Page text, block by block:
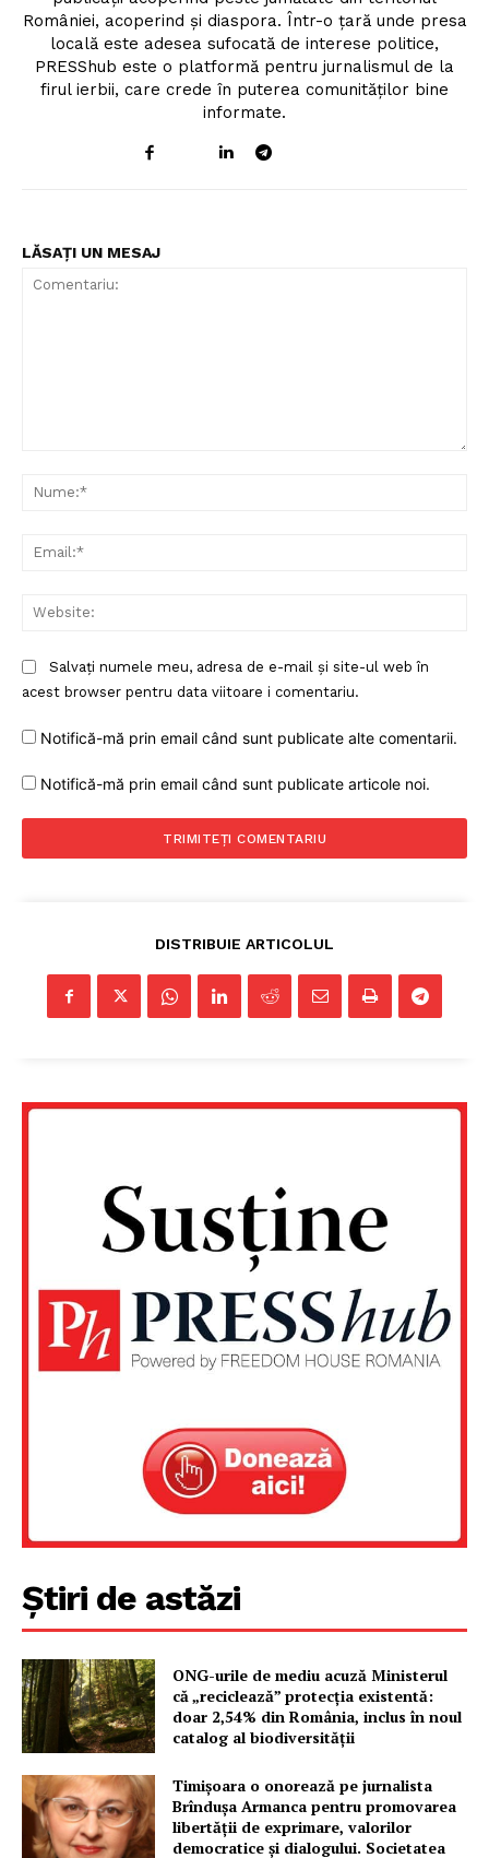
Un proiect
FREEDOM HOUSE ROMÂNIA
PRESShub
Despre noi / Echipa
Proiecte editoriale
Contact
României, acoperind și diaspora. Într-o țară unde presa
locală este adesea sufocată de interese politice,
PRESShub este o platformă pentru jurnalismul de la
firul ierbii, care crede în puterea comunităților bine
informate.
LĂSAȚI UN MESAJ
Salvați numele meu, adresa de e-mail și site-ul web în
acest browser pentru data viitoare i comentariu.
Notifică-mă prin email când sunt publicate alte comentarii.
Notifică-mă prin email când sunt publicate articole noi.
DISTRIBUIE ARTICOLUL
Știri de astăzi
ONG-urile de mediu acuză Ministerul
că „reciclează” protecția existentă:
doar 2,54% din România, inclus în noul
catalog al biodiversității
Timișoara o onorează pe jurnalista
Brîndușa Armanca pentru promovarea
libertății de exprimare, valorilor
democratice și dialogului. Societatea